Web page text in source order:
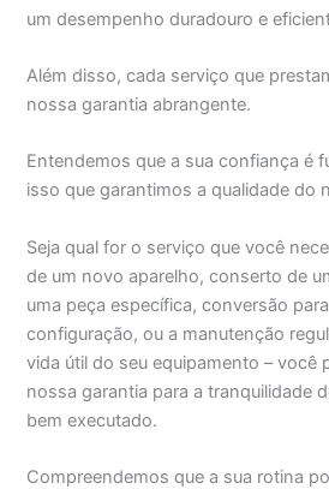
um desempenho duradouro e
Além disso, cada serviço que
nossa garantia abrangente.
Entendemos que a sua confiança é
isso que garantimos a qualidade do
Seja qual for o serviço que você
de um novo aparelho, conserto de
uma peça específica, conversão
configuração, ou a manutenção
vida útil do seu equipamento – você
nossa garantia para a tranquilidade
bem executado.
Compreendemos que a sua rotina